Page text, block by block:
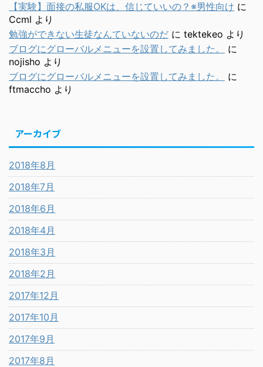
【実験】面接の私服OKは、信じていいの？※男性向け に
Ccml より
勉強ができない生徒なんていないのだ に tektekeo より
ブログにグローバルメニューを設置してみました。
に
nojisho より
ブログにグローバルメニューを設置してみました。
に
ftmaccho より
アーカイブ
2018年8月
2018年7月
2018年6月
2018年4月
2018年3月
2018年2月
2017年12月
2017年10月
2017年9月
2017年8月